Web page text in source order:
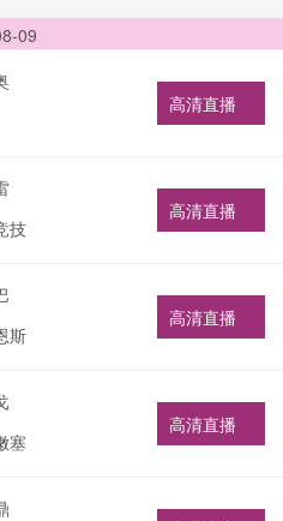
09
高清直播
技
高清直播
斯
高清直播
塞
高清直播